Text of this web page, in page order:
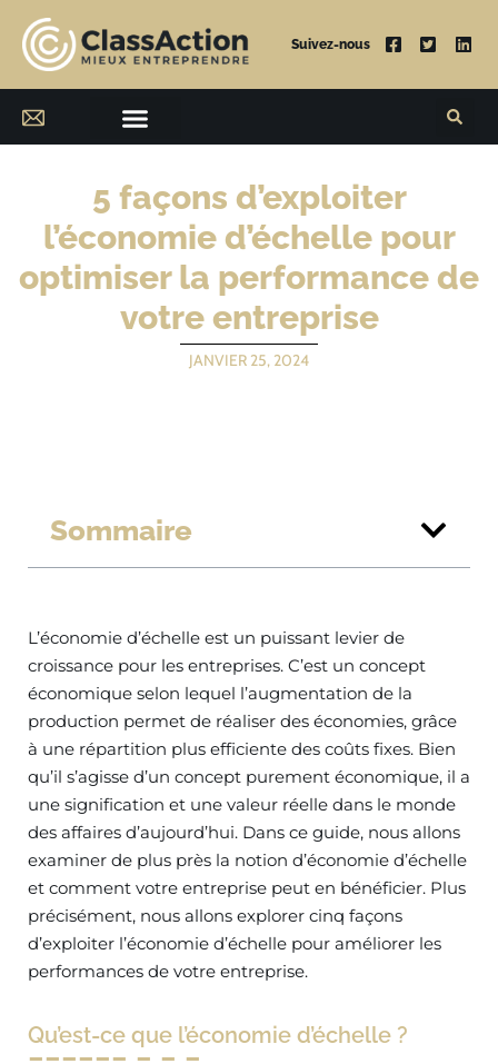
Suivez-nous
5 façons d’exploiter
l’économie d’échelle pour
optimiser la performance de
votre entreprise
JANVIER 25, 2024
Sommaire
L’économie d’échelle est un puissant levier de
croissance pour les entreprises. C’est un concept
économique selon lequel l’augmentation de la
production permet de réaliser des économies, grâce
à une répartition plus efficiente des coûts fixes. Bien
qu’il s’agisse d’un concept purement économique, il a
une signification et une valeur réelle dans le monde
des affaires d’aujourd’hui. Dans ce guide, nous allons
examiner de plus près la notion d’économie d’échelle
et comment votre entreprise peut en bénéficier. Plus
précisément, nous allons explorer cinq façons
d’exploiter l’économie d’échelle pour améliorer les
performances de votre entreprise.
Qu’est-ce que l’économie d’échelle ?